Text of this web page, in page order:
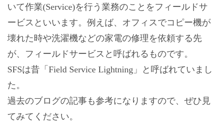
いて作業(Service)を行う業務のことをフィールドサ
ービスといいます。例えば、オフィスでコピー機が
壊れた時や洗濯機などの家電の修理を依頼する先
が、フィールドサービスと呼ばれるものです。
SFSは昔「Field Service Lightning」と呼ばれていまし
た。
過去のブログの記事も参考になりますので、ぜひ見
てみてください。